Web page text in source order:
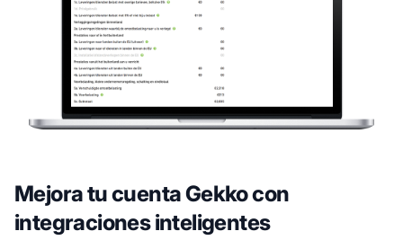
Mejora tu cuenta Gekko con
integraciones inteligentes